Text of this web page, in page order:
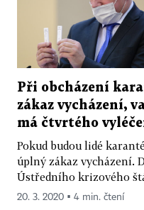
Při obcházení
zákaz vycházení,
má čtvrtého
Pokud budou lidé
úplný zákaz vycházení.
Ústředního krizového
20. 3. 2020 ▪ 4 min. čtení